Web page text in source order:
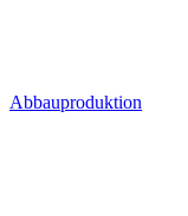
Abbauproduktion